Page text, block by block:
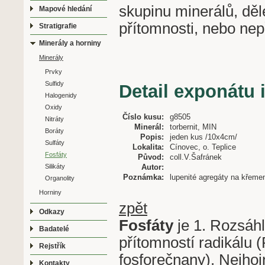
Mapové hledání
Stratigrafie
Minerály a horniny
Minerály
Prvky
Sulfidy
Halogenidy
Oxidy
Nitráty
Boráty
Sulfáty
Fosfáty
Silikáty
Organolity
Horniny
Odkazy
Badatelé
Rejstřík
skupinu minerálů,
přítomnosti, nebo
Detail exponátu
Číslo kusu:
g8505
Minerál:
torbernit, MIN
Popis:
jeden kus /10x4cm/
Lokalita:
Cínovec, o. Teplice
Původ:
coll.V.Šafránek
Autor:
Poznámka:
lupenité agregáty na
zpět
Fosfátyje 1.
přítomností radikálu
fosforečnany).